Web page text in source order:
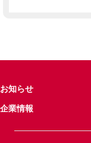
お知らせ
企業情報